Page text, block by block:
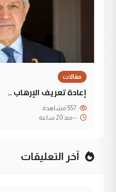
مقالات
إعادة تعريف الإرهاب ..
--منذ 20 ساعة
آخر التعليقات